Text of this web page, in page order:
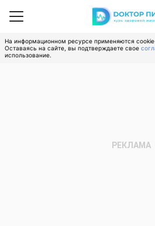
На информационном ресурсе применяются
Оставаясь на сайте, вы подтверждаете свое
использование.